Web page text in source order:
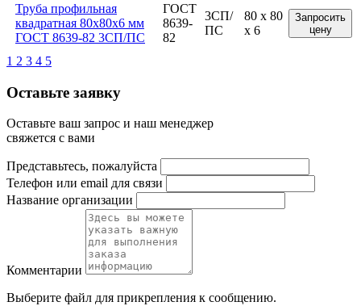
Труба профильная
квадратная 80x80x6 мм
ГОСТ 8639-82 3СП/ПС
ГОСТ
8639-
82
3СП/
ПС
80 x 80
x 6
Запросить
цену
1 2 3 4 5
Оставьте заявку
Оставьте ваш запрос и наш менеджер
свяжется с вами
Представьтесь, пожалуйста
Телефон или email для связи
Название организации
Комментарии
Выберите файл для прикрепления к сообщению.